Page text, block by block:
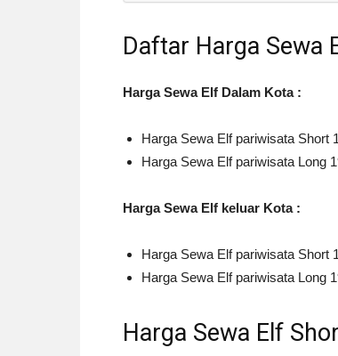
Daftar Harga Sewa
Harga Sewa Elf Dalam Kota :
Harga Sewa Elf pariwisata Short
Harga Sewa Elf pariwisata Long
Harga Sewa Elf keluar Kota :
Harga Sewa Elf pariwisata Short
Harga Sewa Elf pariwisata Long
Harga Sewa Elf